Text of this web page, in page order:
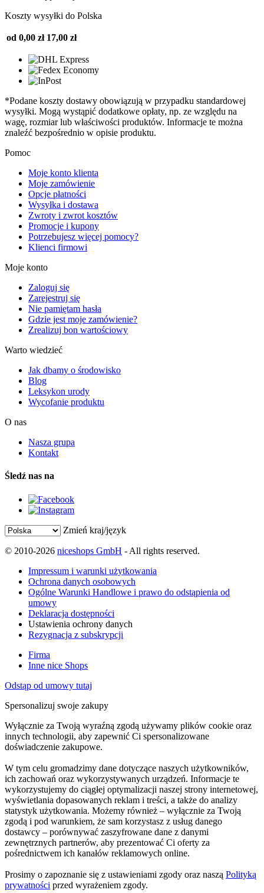
Koszty wysyłki do Polska
od 0,00 zł 17,00 zł
*Podane koszty dostawy obowiązują w przypadku standardowej
wysyłki. Mogą wystąpić dodatkowe opłaty, np. ze względu na
wagę, rozmiar lub właściwości produktów. Informacje te można
znaleźć bezpośrednio w opisie produktu.
Pomoc
Moje konto klienta
Moje zamówienie
Opcje płatności
Wysyłka i dostawa
Zwroty i zwrot kosztów
Promocje i kupony
Potrzebujesz więcej pomocy?
Klienci firmowi
Moje konto
Zaloguj się
Zarejestruj się
Nie pamiętam hasła
Gdzie jest moje zamówienie?
Zrealizuj bon wartościowy
Warto wiedzieć
Jak dbamy o środowisko
Blog
Leksykon urody
Wycofanie produktu
O nas
Nasza grupa
Kontakt
Śledź nas na
Zmień kraj/język
© 2010-2026 niceshops GmbH - All rights reserved.
Impressum i warunki użytkowania
Ochrona danych osobowych
Ogólne Warunki Handlowe i prawo do odstąpienia od
umowy
Deklaracja dostępności
Ustawienia ochrony danych
Rezygnacja z subskrypcji
Firma
Inne nice Shops
Odstąp od umowy tutaj
Spersonalizuj swoje zakupy
Wyłącznie za Twoją wyraźną zgodą używamy plików cookie oraz
innych technologii, aby zapewnić Ci spersonalizowane
doświadczenie zakupowe.
W tym celu gromadzimy dane dotyczące naszych użytkowników,
ich zachowań oraz wykorzystywanych urządzeń. Informacje te
wykorzystujemy do ciągłej optymalizacji naszej strony internetowej,
wyświetlania dopasowanych reklam i treści, a także do analizy
statystyk użytkowania. Możemy również – wyłącznie za Twoją
zgodą i pod warunkiem, że sam korzystasz z usług danego
dostawcy – porównywać zaszyfrowane dane z danymi
zewnętrznych partnerów, aby prezentować Ci oferty za
pośrednictwem ich kanałów reklamowych online.
Prosimy o zapoznanie się z ustawieniami zgody oraz naszą Polityką
prywatności przed wyrażeniem zgody.